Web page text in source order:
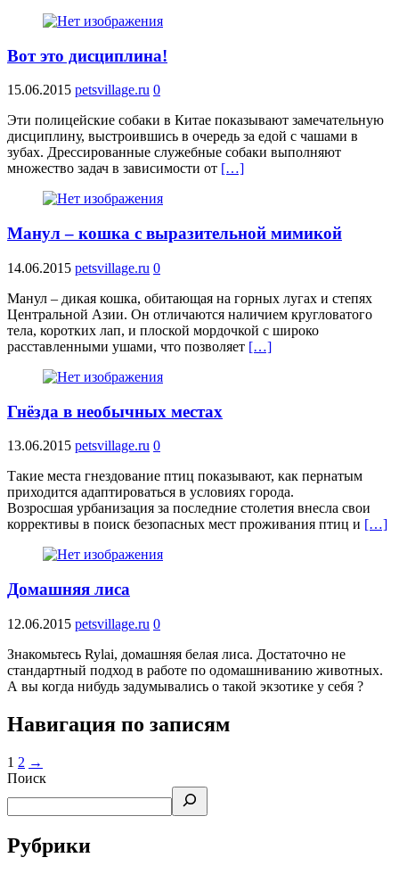
Вот это дисциплина!
15.06.2015 petsvillage.ru 0
Эти полицейские собаки в Китае показывают замечательную
дисциплину, выстроившись в очередь за едой с чашами в
зубах. Дрессированные служебные собаки выполняют
множество задач в зависимости от […]
Манул – кошка с выразительной мимикой
14.06.2015 petsvillage.ru 0
Манул – дикая кошка, обитающая на горных лугах и степях
Центральной Азии. Он отличаются наличием кругловатого
тела, коротких лап, и плоской мордочкой с широко
расставленными ушами, что позволяет […]
Гнёзда в необычных местах
13.06.2015 petsvillage.ru 0
Такие места гнездование птиц показывают, как пернатым
приходится адаптироваться в условиях города.
Возросшая урбанизация за последние столетия внесла свои
коррективы в поиск безопасных мест проживания птиц и […]
Домашняя лиса
12.06.2015 petsvillage.ru 0
Знакомьтесь Rylai, домашняя белая лиса. Достаточно не
стандартный подход в работе по одомашниванию животных.
А вы когда нибудь задумывались о такой экзотике у себя ?
Навигация по записям
1 2 →
Поиск
Рубрики